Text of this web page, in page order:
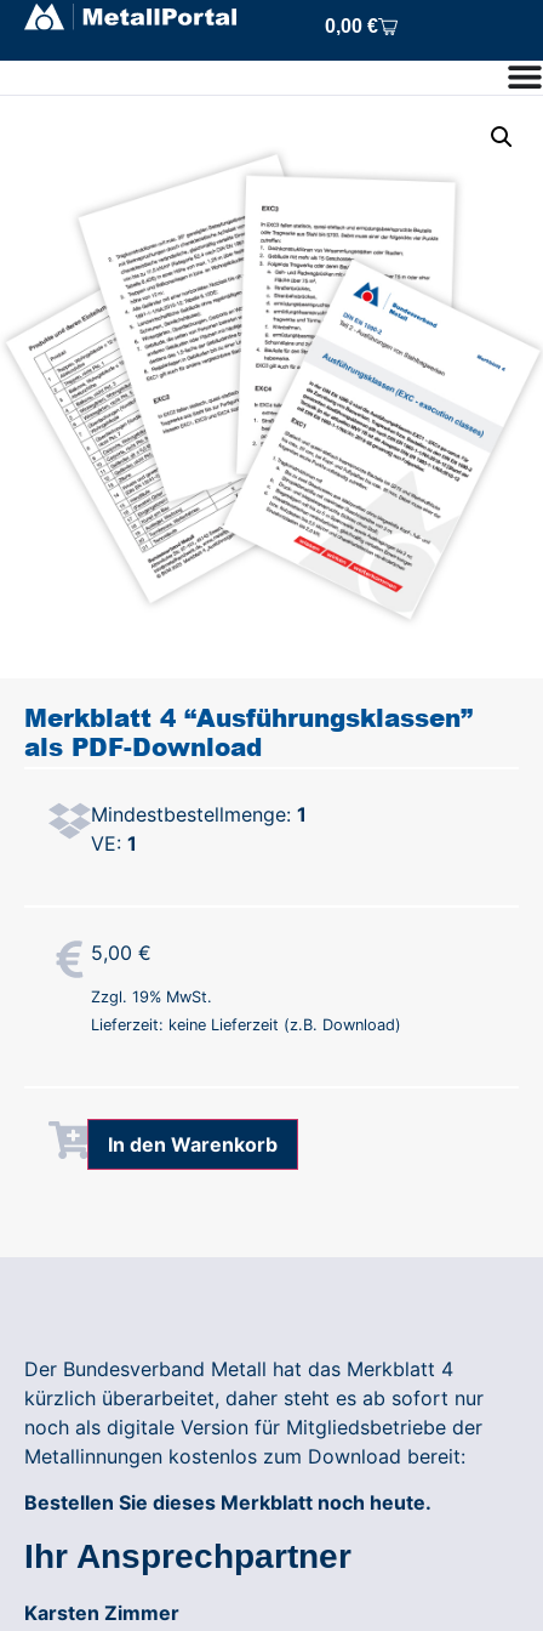
0,00 €
Merkblatt 4 “Ausführungsklassen”
als PDF-Download
Mindestbestellmenge: 1
VE: 1
5,00 €
Zzgl. 19% MwSt.
Lieferzeit: keine Lieferzeit (z.B. Download)
In den Warenkorb
Der Bundesverband Metall hat das Merkblatt 4
kürzlich überarbeitet, daher steht es ab sofort nur
noch als digitale Version für Mitgliedsbetriebe der
Metallinnungen kostenlos zum Download bereit:
Bestellen Sie dieses Merkblatt noch heute.
Ihr Ansprechpartner
Karsten Zimmer